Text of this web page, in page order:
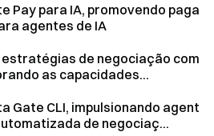
Pay para IA, promovendo paga
agentes de IA
estratégias de negociação com
as capacidades...
Gate CLI, impulsionando agent
de negociaç...